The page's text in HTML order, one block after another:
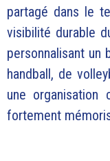
partagé dans le
visibilité durable
personnalisant un
handball, de
une
fortement